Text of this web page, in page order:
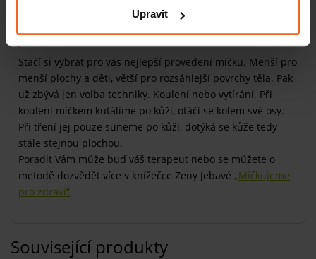
Upravit
Kosmetické využití při vypínání kůže obličeje
Jak na to
Stačí si vybrat pro vás nejlepší provedení míčku. Menší pro
menší plochy a děti, větší pro rozsáhlejší povrchy těla. Pak
už zbývá jen volba techniky. Koulení nebo vytírání. Při
koulení míčkem kutálíme po kůži, otáčí se kolem své osy.
Při tření jej pouze suneme po kůži, dotýká se kůže tedy
stále stejnou plochou.
Poradit Vám může buď váš terapeut nebo se můžete o
metodě dozvědět více v knížečce Zeny Jebavé „Míčkujeme
pro zdraví“
Související produkty